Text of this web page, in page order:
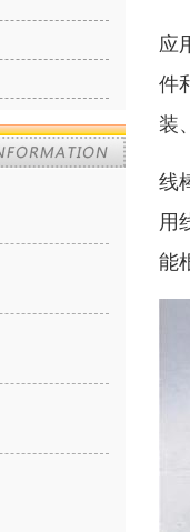
应
件
装
线
用
能